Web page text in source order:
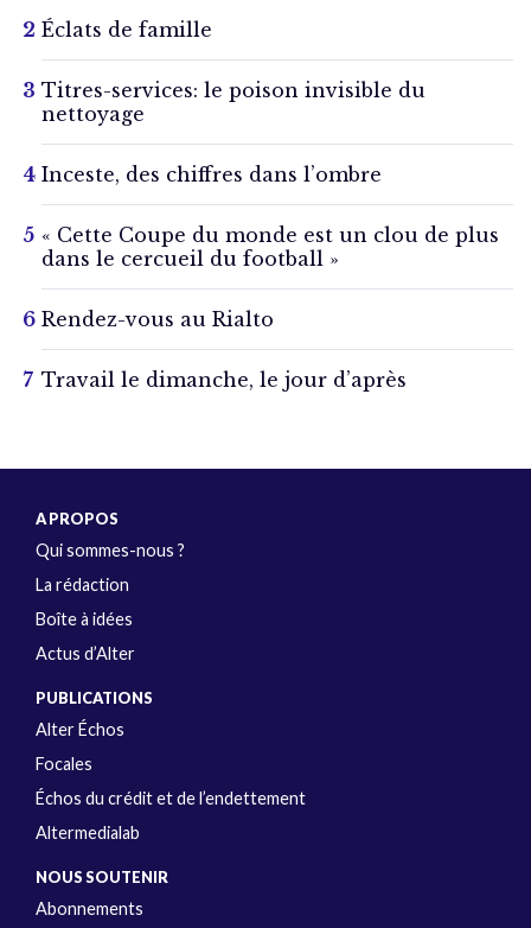
Éclats de famille
Titres-services: le poison invisible du
nettoyage
Inceste, des chiffres dans l’ombre
« Cette Coupe du monde est un clou de plus
dans le cercueil du football »
Rendez-vous au Rialto
Travail le dimanche, le jour d’après
A PROPOS
Qui sommes-nous ?
La rédaction
Boîte à idées
Actus d’Alter
PUBLICATIONS
Alter Échos
Focales
Échos du crédit et de l’endettement
Altermedialab
NOUS SOUTENIR
Abonnements